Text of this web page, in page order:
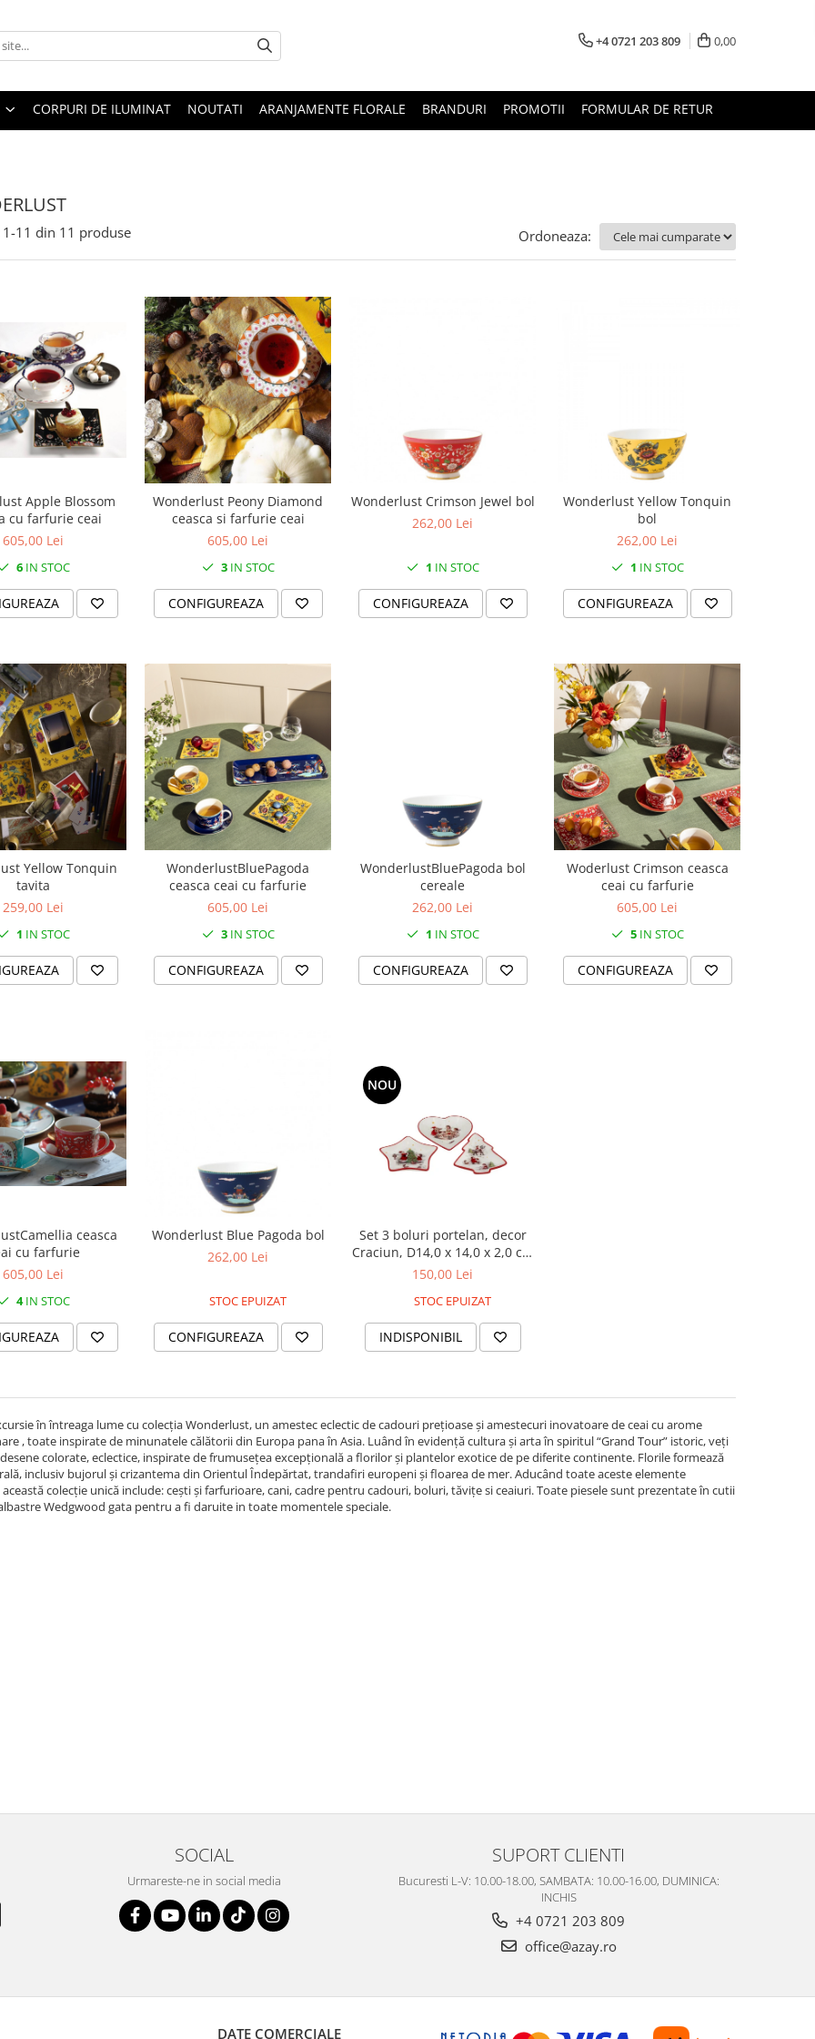
+4 0721 203 809 0,00
CORPURI DE ILUMINAT NOUTATI ARANJAMENTE FLORALE BRANDURI PROMOTII FORMULAR DE RETUR
1-11 din 11 produse Ordoneaza:
Apple Blossom
cu farfurie ceai
605,00 Lei
6IN STOC
Wonderlust Peony Diamond
ceasca si farfurie ceai
605,00 Lei
3IN STOC
CONFIGUREAZA
Wonderlust Crimson Jewel bol
262,00 Lei
1 IN STOC
CONFIGUREAZA
Wonderlust Yellow Tonquin
bol
262,00 Lei
1 IN STOC
CONFIGUREAZA
Yellow Tonquin
tavita
259,00 Lei
1 IN STOC
WonderlustBluePagoda
ceasca ceai cu farfurie
605,00 Lei
3IN STOC
CONFIGUREAZA
WonderlustBluePagoda bol
cereale
262,00 Lei
1 IN STOC
CONFIGUREAZA
Woderlust Crimson ceasca
ceai cu farfurie
605,00 Lei
5IN STOC
CONFIGUREAZA
ceasca
cu farfurie
605,00 Lei
4IN STOC
Wonderlust Blue Pagoda bol
262,00 Lei
STOC EPUIZAT
CONFIGUREAZA
NOU
Set 3 boluri portelan, decor
Craciun, D14,0 x 14,0 x 2,0 cm
fiecare
150,00 Lei
STOC EPUIZAT
INDISPONIBIL
în întreaga lume cu colecția Wonderlust, un amestec eclectic de cadouri prețioase și amestecuri inovatoare de ceai cu arome
, toate inspirate de minunatele călătorii din Europa pana în Asia. Luând în evidență cultura și arta în spiritul “Grand Tour” istoric, veți
colorate, eclectice, inspirate de frumusețea excepțională a florilor și plantelor exotice de pe diferite continente. Florile formează
inclusiv bujorul și crizantema din Orientul Îndepărtat, trandafiri europeni și floarea de mer. Aducând toate aceste elemente
colecție unică include: cești și farfurioare, cani, cadre pentru cadouri, boluri, tăvițe si ceaiuri. Toate piesele sunt prezentate în cutii
Wedgwood gata pentru a fi daruite in toate momentele speciale.
SOCIAL
Urmareste-ne in social media
SUPORT CLIENTI
Bucuresti L-V: 10.00-18.00, SAMBATA: 10.00-16.00, DUMINICA:
INCHIS
+4 0721 203 809
office@azay.ro
DATE COMERCIALE